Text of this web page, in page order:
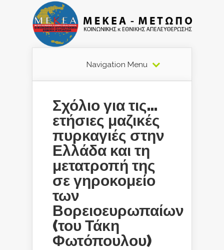
Navigation Menu
Σχόλιο για τις…
ετήσιες μαζικές
πυρκαγιές στην
Ελλάδα και τη
μετατροπή της
σε γηροκομείο
των
Βορειοευρωπαίων
(του Τάκη
Φωτόπουλου)